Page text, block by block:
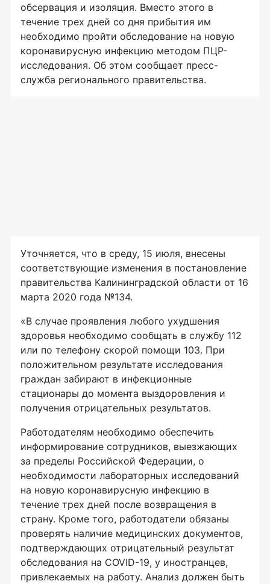
обсервация и изоляция. Вместо этого в
течение трех дней со дня прибытия им
необходимо пройти обследование на новую
коронавирусную инфекцию методом ПЦР-
исследования. Об этом сообщает пресс-
служба регионального правительства.
Уточняется, что в среду, 15 июля, внесены
соответствующие изменения в постановление
правительства Калининградской области от 16
марта 2020 года №134.
«В случае проявления любого ухудшения
здоровья необходимо сообщать в службу 112
или по телефону скорой помощи 103. При
положительном результате исследования
граждан забирают в инфекционные
стационары до момента выздоровления и
получения отрицательных результатов.
Работодателям необходимо обеспечить
информирование сотрудников, выезжающих
за пределы Российской Федерации, о
необходимости лабораторных исследований
на новую коронавирусную инфекцию в
течение трех дней после возвращения в
страну. Кроме того, работодатели обязаны
проверять наличие медицинских документов,
подтверждающих отрицательный результат
обследования на COVID-19, у иностранцев,
привлекаемых на работу. Анализ должен быть